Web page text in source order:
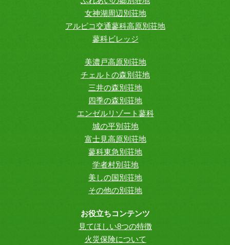
女神湖周辺別荘地
アルピコ交通蓼科高原別荘地
蓼科ビレッジ
美濃戸高原別荘地
チェルトの森別荘地
三井の森別荘地
四季の森別荘地
エンゼルリゾート蓼科
城の平別荘地
富士見高原別荘地
蓼科東急別荘地
学者村別荘地
美しの国別荘地
その他の別荘地
お役立ちコンテンツ
見てほしい8つの特徴
火災保険について